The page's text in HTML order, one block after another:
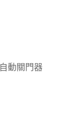
動關門器